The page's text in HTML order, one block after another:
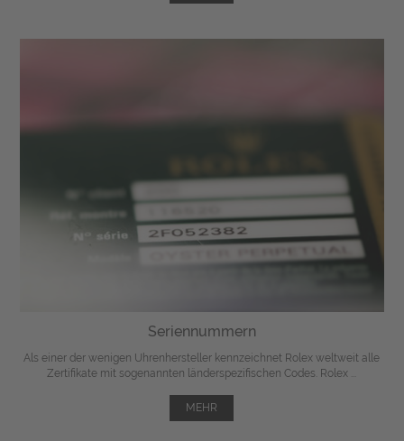
Seriennummern
Als einer der wenigen Uhrenhersteller kennzeichnet Rolex weltweit alle
Zertifikate mit sogenannten länderspezifischen Codes. Rolex ...
MEHR